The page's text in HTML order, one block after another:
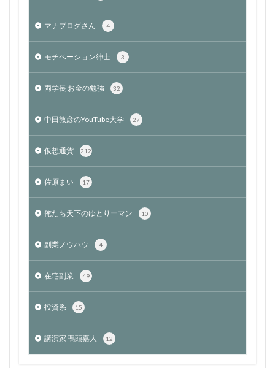
マナブログさん 4
モチベーション紳士 3
両学長 お金の勉強 32
中田敦彦のYouTube大学 27
仮想通貨 212
佐原まい 17
俺たち天下のゆとりーマン 10
副業ノウハウ 4
在宅副業 49
投資系 15
講演家 鴨頭嘉人 12